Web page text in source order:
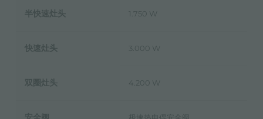
半快速灶头 1.750 W
快速灶头 3.000 W
双圈灶头 4.200 W